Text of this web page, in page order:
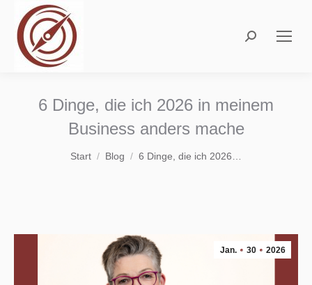
Search:
6 Dinge, die ich 2026 in meinem
Business anders mache
Sie befinden sich hier:
Start Blog 6 Dinge, die ich 2026…
Jan. 30 2026